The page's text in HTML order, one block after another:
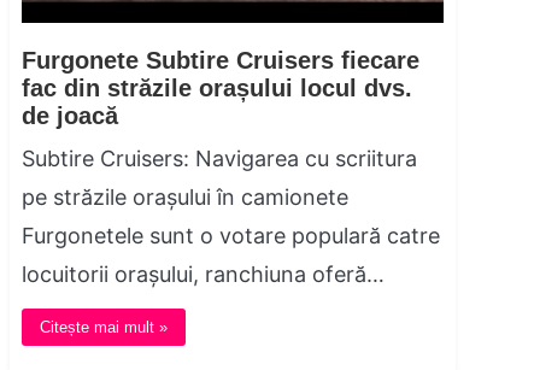
Furgonete Subtire Cruisers fiecare
fac din străzile orașului locul dvs.
de joacă
Subtire Cruisers: Navigarea cu scriitura
pe străzile orașului în camionete
Furgonetele sunt o votare populară catre
locuitorii orașului, ranchiuna oferă…
Citește mai mult »